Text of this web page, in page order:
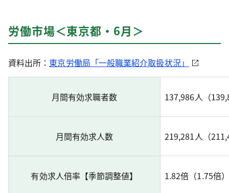
労働市場＜東京都・6月＞
資料出所： 東京労働局「一般職業紹介取扱状況」
月間有効求職者数 137,986人（
月間有効求人数 219,281人（
有効求人倍率【季節調整値】 1.82倍（1.75倍